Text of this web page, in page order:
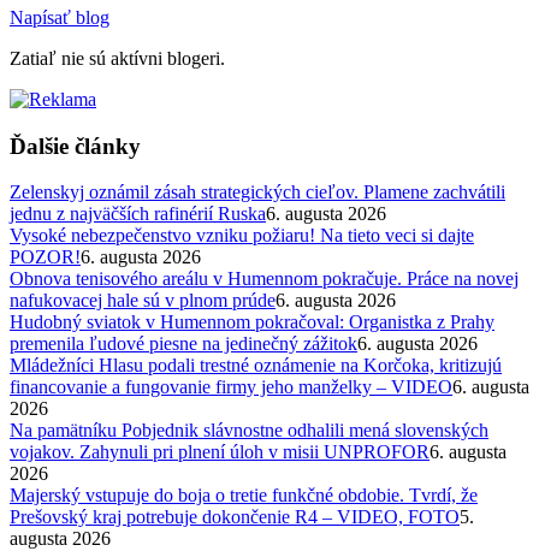
Napísať blog
Zatiaľ nie sú aktívni blogeri.
Ďalšie články
Zelenskyj oznámil zásah strategických cieľov. Plamene zachvátili
jednu z najväčších rafinérií Ruska6. augusta 2026
Vysoké nebezpečenstvo vzniku požiaru! Na tieto veci si dajte
POZOR!6. augusta 2026
Obnova tenisového areálu v Humennom pokračuje. Práce na novej
nafukovacej hale sú v plnom prúde6. augusta 2026
Hudobný sviatok v Humennom pokračoval: Organistka z Prahy
premenila ľudové piesne na jedinečný zážitok6. augusta 2026
Mládežníci Hlasu podali trestné oznámenie na Korčoka, kritizujú
financovanie a fungovanie firmy jeho manželky – VIDEO6. augusta
2026
Na pamätníku Pobjednik slávnostne odhalili mená slovenských
vojakov. Zahynuli pri plnení úloh v misii UNPROFOR6. augusta
2026
Majerský vstupuje do boja o tretie funkčné obdobie. Tvrdí, že
Prešovský kraj potrebuje dokončenie R4 – VIDEO, FOTO5.
augusta 2026